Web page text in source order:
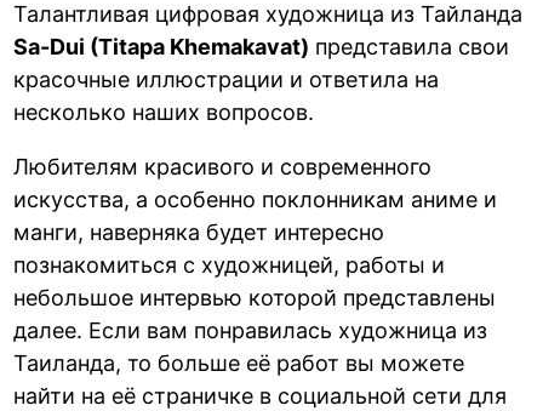
Талантливая цифровая художница из Тайланда
Sa-Dui (Titapa Khemakavat) представила свои
красочные иллюстрации и ответила на
несколько наших вопросов.
Любителям красивого и современного
искусства, а особенно поклонникам аниме и
манги, наверняка будет интересно
познакомиться с художницей, работы и
небольшое интервью которой представлены
далее. Если вам понравилась художница из
Таиланда, то больше её работ вы можете
найти на её страничке в социальной сети для